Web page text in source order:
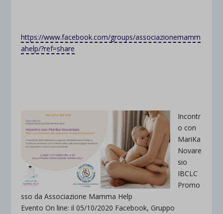
https://www.facebook.com/groups/associazionemamm
ahelp/?ref=share
Incontr
o con
MariKa
Novare
sio
IBCLC
Promo
sso da Associazione Mamma Help
Evento On line: il 05/10/2020 Facebook, Gruppo